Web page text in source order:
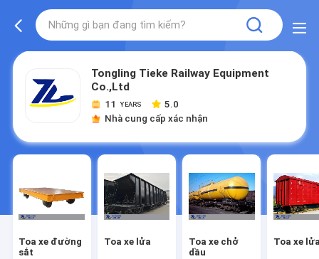
Tongling Tieke Railway Equipment
Co.,Ltd
11 YEARS
5.0
Nhà cung cấp xác nhận
Toa xe đường
sắt
Toa xe lửa
Toa xe chở
dầu
Toa xe